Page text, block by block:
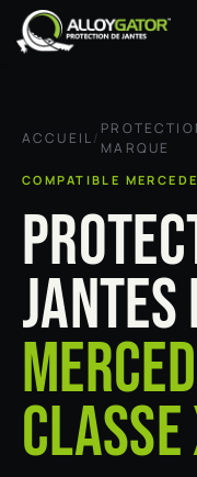
Se rendre au contenu
ACCUEIL/
MARQUE
COMPATIBLE
JANTES